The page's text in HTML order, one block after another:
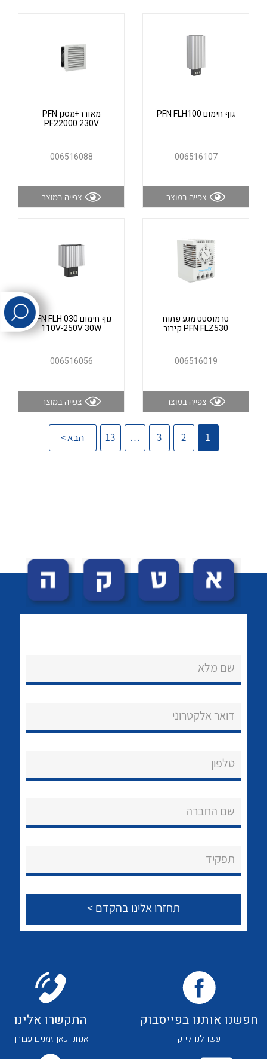
נקודות מכירה
שאלות ותשובות
שירותי תמיכה
אודות
פתרונות וציוד לסביבה נפיצה EX
לכל מוצרי היצרן לכל מוצרי היצרן
לכל מוצרי היצרן לכל מוצרי היצרן
גוף חימום PFN FLH100
006516107
צפייה במוצר
מאורר+מסנן PFN
PF22000 230V
006516088
צפייה במוצר
טרמוסטט מגע פתוח
PFN FLZ530 קירור
006516019
צפייה במוצר
גוף חימום PFN FLH 030
110V-250V 30W
006516056
צפייה במוצר
1
2
3
…
13 הבא >
שם מלא
דואר אלקטרוני
טלפון
שם החברה
תפקיד
חפשנו אותנו בפייסבוק
עשו לנו לייק
התקשרו אלינו
אנחנו כאן זמנים עבורך